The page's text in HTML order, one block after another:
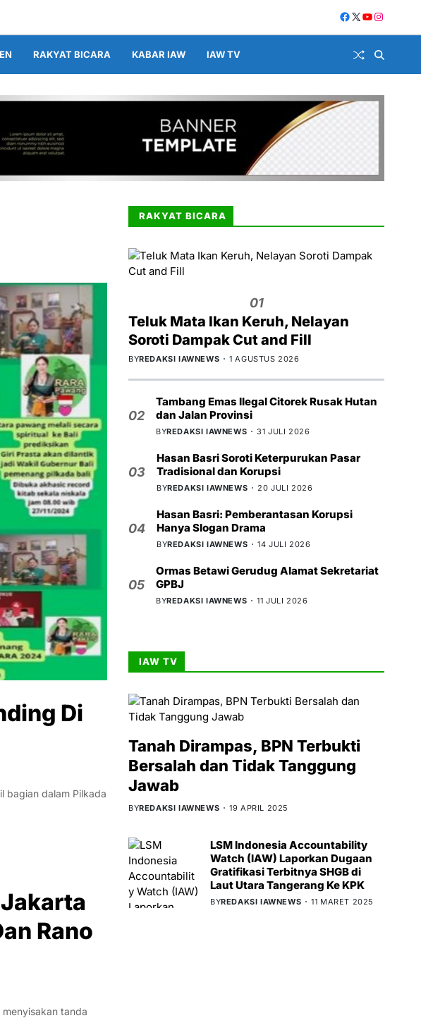
RAKYAT BICARA KABAR IAW IAW TV
Di
bagian dalam Pilkada
Rano
tanda
RAKYAT BICARA
01
Teluk Mata Ikan Keruh, Nelayan
Soroti Dampak Cut and Fill
BYREDAKSI IAWNEWS 1 AGUSTUS 2026
02
Tambang Emas Ilegal Citorek Rusak Hutan
dan Jalan Provinsi
BYREDAKSI IAWNEWS 31 JULI 2026
03
Hasan Basri Soroti Keterpurukan Pasar
Tradisional dan Korupsi
BYREDAKSI IAWNEWS 20 JULI 2026
04
Hasan Basri: Pemberantasan Korupsi
Hanya Slogan Drama
BYREDAKSI IAWNEWS 14 JULI 2026
05
Ormas Betawi Gerudug Alamat Sekretariat
GPBJ
BYREDAKSI IAWNEWS 11 JULI 2026
IAW TV
Tanah Dirampas, BPN Terbukti
Bersalah dan Tidak Tanggung
Jawab
BYREDAKSI IAWNEWS 19 APRIL 2025
LSM Indonesia Accountability
Watch (IAW) Laporkan Dugaan
Gratifikasi Terbitnya SHGB di
Laut Utara Tangerang Ke KPK
BYREDAKSI IAWNEWS 11 MARET 2025